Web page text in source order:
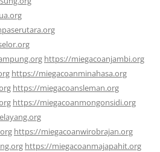
https://miegacoanjambi.org
https://miegacoanminahasa.org
https://miegacoansleman.org
https://miegacoanmongonsidi.org
https://miegacoanwirobrajan.org
https://miegacoanmajapahit.org